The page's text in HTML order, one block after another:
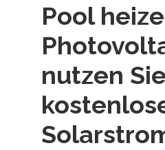
Pool
nutzen Sie